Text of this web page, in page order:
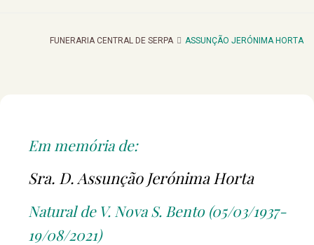
FUNERARIA CENTRAL DE SERPA ASSUNÇÃO JERÓNIMA HORTA
Em memória de:
Sra. D. Assunção Jerónima Horta
Natural de V. Nova S. Bento (05/03/1937-
19/08/2021)